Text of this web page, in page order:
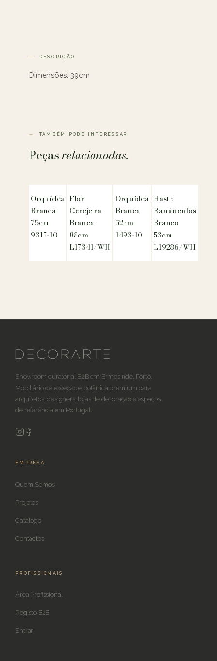
DESCRIÇÃO
Dimensões: 39cm
TAMBÉM PODE INTERESSAR
Peçasrelacionadas.
Orquídea
Branca
75cm
9317-10
Flor
Cerejeira
Branca
88cm
L17341/WH
Orquídea
Branca
52cm
1493-10
Haste
Ranúnculos
Branco
53cm
L19286/WH
Showroom curatorial B2B em Ermesinde, Porto.
Mobiliário de exceção e botânica premium para
arquitetos, designers, lojas de decoração e espaços
de referência em Portugal.
EMPRESA
Quem Somos
Projetos
Catálogo
Contactos
PROFISSIONAIS
Área Profissional
Registo B2B
Entrar